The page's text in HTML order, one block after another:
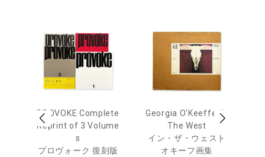
PROVOKE Complete
Reprint of 3 Volume
s
プロヴォーク 復刻版
Georgia O'Keeffe: In
The West
イン・ザ・ウェスト
オキーフ画集